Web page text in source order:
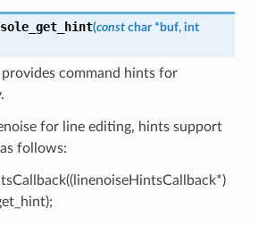
(const char * buf, int
command hints for
for line editing, hints support
follows: